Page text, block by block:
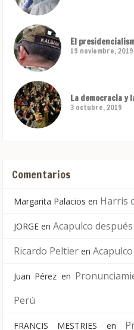
El
19 noviembre, 2019
La democracia y
3 octubre, 2019
Comentarios
Margarita Palacios en Harris
JORGE en Acapulco
Ricardo Peltier en
Juan Pérez en
Perú
FRANCIS MESTRIES en